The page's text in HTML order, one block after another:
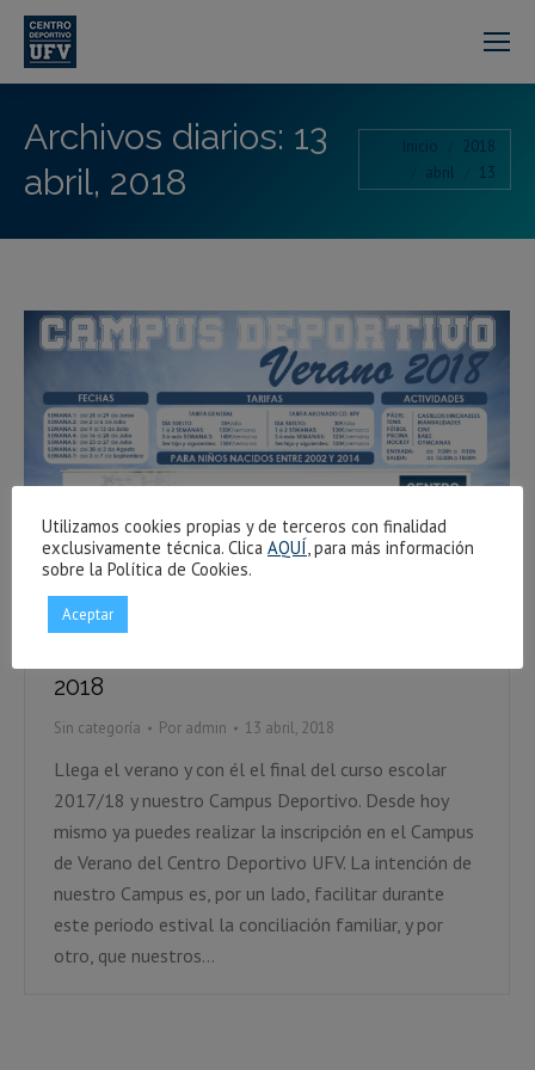
Archivos diarios: 13
abril, 2018
Estás aquí:
Inicio
2018
abril
13
2018
Sin categoría Por admin 13 abril, 2018
Llega el verano y con él el final del curso escolar
2017/18 y nuestro Campus Deportivo. Desde hoy
mismo ya puedes realizar la inscripción en el Campus
de Verano del Centro Deportivo UFV. La intención de
nuestro Campus es, por un lado, facilitar durante
este periodo estival la conciliación familiar, y por
otro, que nuestros…
Utilizamos cookies propias y de terceros con finalidad
exclusivamente técnica. Clica AQUÍ , para más información
sobre la Política de Cookies.
Aceptar